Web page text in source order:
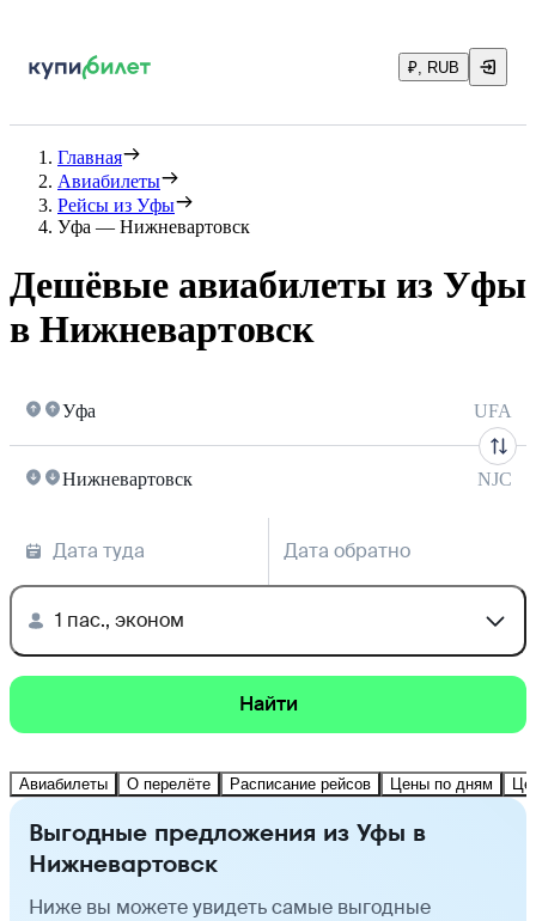
₽, RUB
Главная
Авиабилеты
Рейсы из Уфы
Уфа — Нижневартовск
Дешёвые авиабилеты из Уфы
в Нижневартовск
Уфа UFA
Нижневартовск NJC
Дата туда Дата обратно
1 пас., эконом
Найти
Авиабилеты О перелёте Расписание рейсов Цены по дням
Выгодные предложения из Уфы в
Нижневартовск
Ниже вы можете увидеть самые выгодные